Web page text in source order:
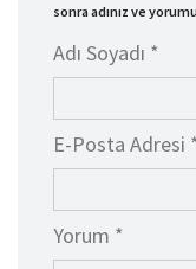
sonra adınız ve
Adı Soyadı *
E-Posta Adresi
Yorum *